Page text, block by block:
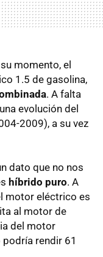
momento, el
1.5 de gasolina,
. A falta
evolución del
2009), a su vez
dato que no nos
híbrido puro. A
motor eléctrico es
al motor de
del motor
rendir 61